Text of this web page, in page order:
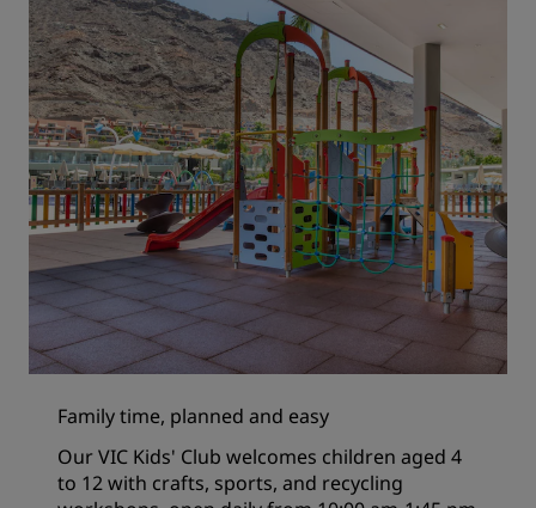
Family time, planned and easy
Our VIC Kids' Club welcomes children aged 4
to 12 with crafts, sports, and recycling